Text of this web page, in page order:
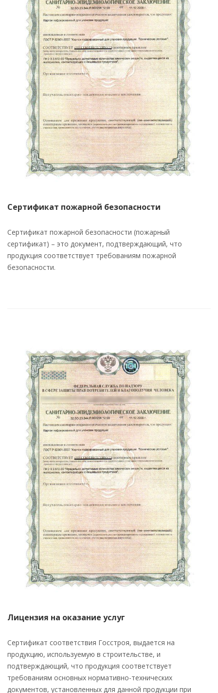
Сертификат пожарной безопасности
Сертификат пожарной безопасности (пожарный
сертификат) – это документ, подтверждающий, что
продукция соответствует требованиям пожарной
безопасности.
Лицензия на оказание услуг
Сертификат соответствия Госстроя, выдается на
продукцию, используемую в строительстве, и
подтверждающий, что продукция соответствует
требованиям основных нормативно-технических
документов, установленных для данной продукции при